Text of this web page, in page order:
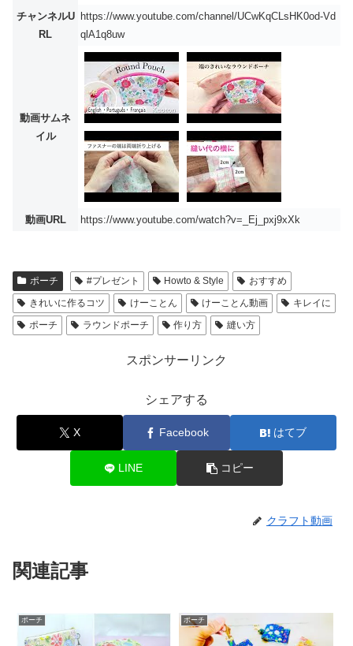
チャンネルU
RL
https://www.youtube.com/channel/UCwKqCLsHK0od-Vd
qlA1q8uw
動画サムネ
イル
動画URL https://www.youtube.com/watch?v=_Ej_pxj9xXk
ポーチ #プレゼント Howto & Style
おすすめ
きれいに作るコツ
けーことん けーことん動画
キレイに
ポーチ
ラウンドポーチ 作り方 縫い方
スポンサーリンク
シェアする
X Facebook はてブ
LINE コピー
クラフト動画
関連記事
ポーチ ポーチ